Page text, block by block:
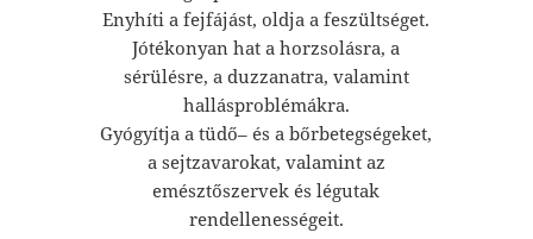
Enyhíti a fejfájást, oldja a feszültséget.
Jótékonyan hat a horzsolásra, a
sérülésre, a duzzanatra, valamint
hallásproblémákra.
Gyógyítja a tüdő– és a bőrbetegségeket,
a sejtzavarokat, valamint az
emésztőszervek és légutak
rendellenességeit.